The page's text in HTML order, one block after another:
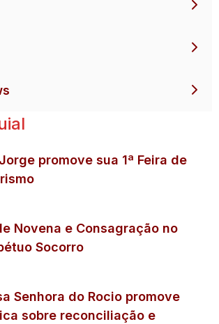
promove sua 1ª Feira de
Novena e Consagração no
Socorro
Senhora do Rocio promove
sobre reconciliação e